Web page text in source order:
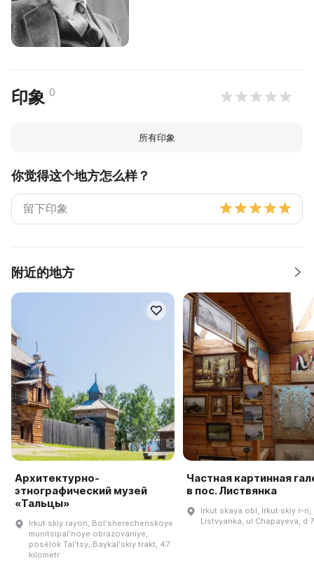
印象 0
所有印象
你觉得这个地方怎么样？
附近的地方
Архитектурно-
этнографический музей
«Тальцы»
Irkut·skiy rayon, Bolʹsherechenskoye
munitsipalʹnoye obrazovaniye,
posëlok Talʹtsy, Baykalʹskiy trakt, 47
kilometr
Частная картинная
в пос. Листвянка
Irkut·skaya obl, Irkut·skiy r-n,
Listvyanka, ul Chapayeva, d